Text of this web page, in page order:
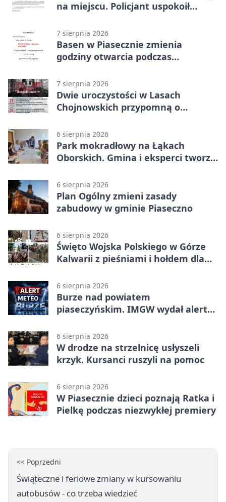
na miejscu. Policjant uspokoił
7 sierpnia 2026
Basen w Piasecznie zmienia
godziny otwarcia podczas
7 sierpnia 2026
Dwie uroczystości w Lasach
Chojnowskich przypomną o
6 sierpnia 2026
Park mokradłowy na Łąkach
Oborskich. Gmina i eksperci tworzą
6 sierpnia 2026
Plan Ogólny zmieni zasady
zabudowy w gminie Piaseczno
6 sierpnia 2026
Święto Wojska Polskiego w Górze
Kalwarii z pieśniami i hołdem dla
6 sierpnia 2026
Burze nad powiatem
piaseczyńskim. IMGW wydał alert
6 sierpnia 2026
W drodze na strzelnicę usłyszeli
krzyk. Kursanci ruszyli na pomoc
6 sierpnia 2026
W Piasecznie dzieci poznają Ratka i
Pielkę podczas niezwykłej premiery
<< Poprzedni
Świąteczne i feriowe zmiany w kursowaniu
autobusów - co trzeba wiedzieć